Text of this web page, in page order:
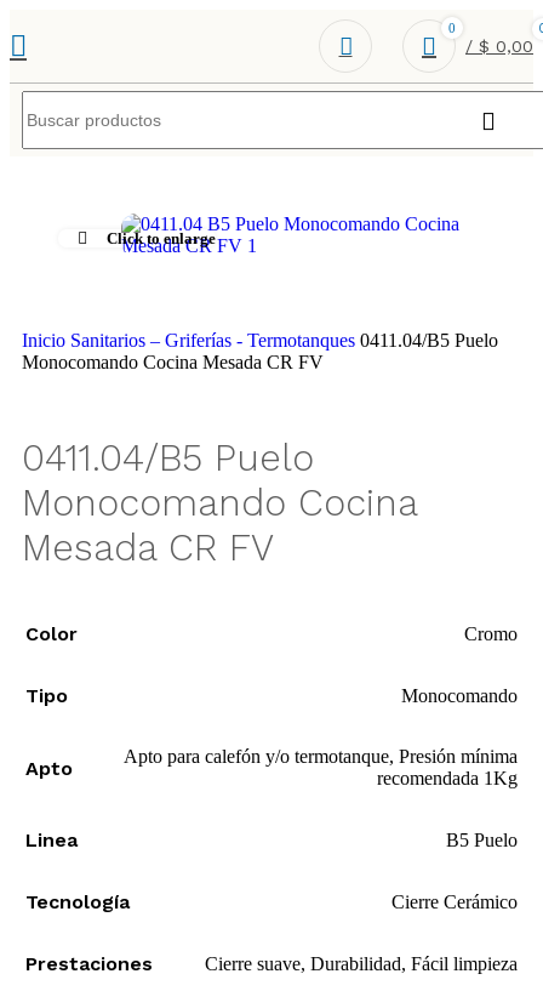
0
/ $ 0,00
Click to enlarge
Inicio Sanitarios – Griferías - Termotanques 0411.04/B5 Puelo
Monocomando Cocina Mesada CR FV
0411.04/B5 Puelo
Monocomando Cocina
Mesada CR FV
Color Cromo
Tipo Monocomando
Apto
Apto para calefón y/o termotanque, Presión mínima
recomendada 1Kg
Linea B5 Puelo
Tecnología Cierre Cerámico
Prestaciones Cierre suave, Durabilidad, Fácil limpieza